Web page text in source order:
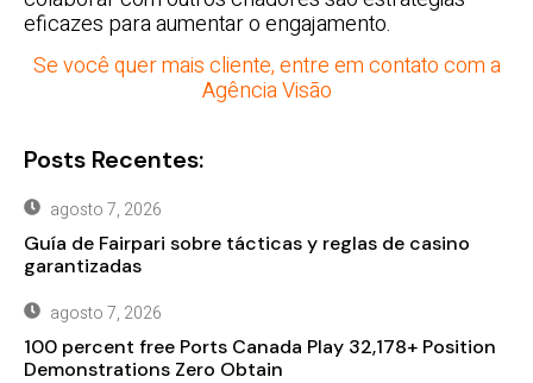
eficazes para aumentar o engajamento.
Se você quer mais cliente, entre em contato com a
Agência Visão
Posts Recentes:
agosto 7, 2026
Guía de Fairpari sobre tácticas y reglas de casino
garantizadas
agosto 7, 2026
100 percent free Ports Canada Play 32,178+ Position
Demonstrations Zero Obtain